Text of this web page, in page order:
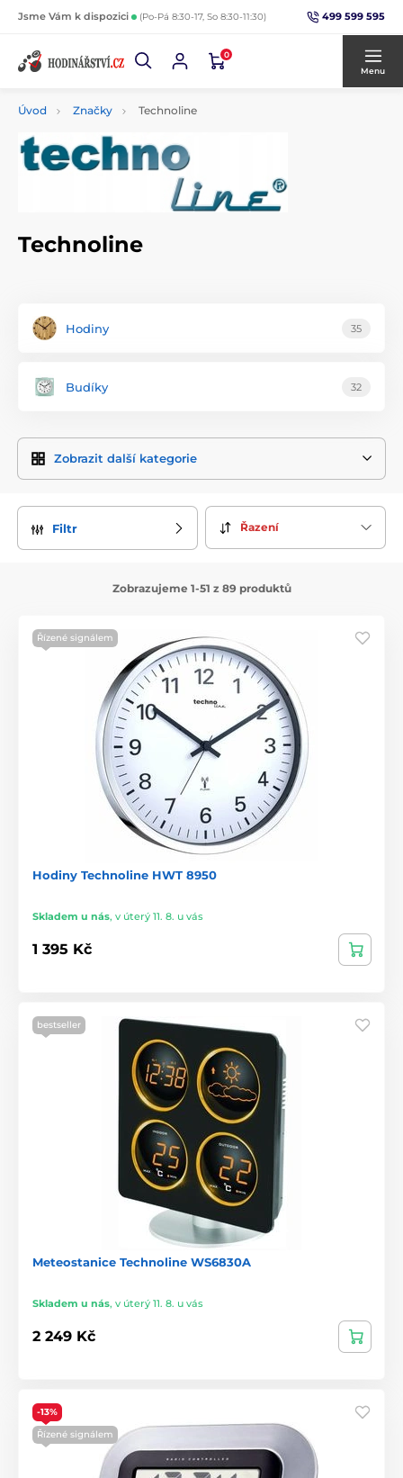
Jsme Vám k dispozici (Po-Pá 8:30-17, So 8:30-11:30) 499 599 595
0
Menu
Úvod Značky Technoline
Technoline
Hodiny 35
Budíky 32
Zobrazit další kategorie
Filtr Řazení
Zobrazujeme 1-51 z 89 produktů
Řízené signálem
Hodiny Technoline HWT 8950
Skladem u nás, v úterý 11. 8. u vás
1 395 Kč
bestseller
Meteostanice Technoline WS6830A
Skladem u nás, v úterý 11. 8. u vás
2 249 Kč
-13%
Řízené signálem